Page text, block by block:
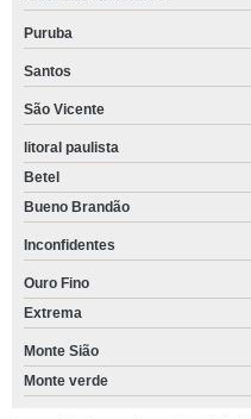
Puruba
Santos
São Vicente
litoral paulista
Betel
Bueno Brandão
Inconfidentes
Ouro Fino
Extrema
Monte Sião
Monte verde